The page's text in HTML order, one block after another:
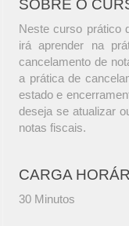
SOBRE O
Neste curso prático
irá aprender na
cancelamento de
a prática de
estado e
deseja se atualizar
notas fiscais.
CARGA
30 Minutos